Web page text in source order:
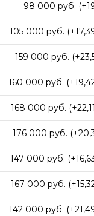
98 000 руб.
105 000 руб.
159 000 руб.
160 000 руб.
168 000 руб.
176 000 руб.
147 000 руб.
167 000 руб.
142 000 руб.